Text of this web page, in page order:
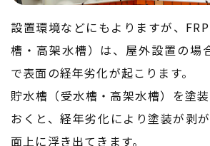
設置環境などにもよりますが、
槽・高架水槽）は、屋外設置の場
で表面の経年劣化が起こります。
貯水槽（受水槽・高架水槽）を塗
おくと、経年劣化により塗装が剥
面上に浮き出てきます。